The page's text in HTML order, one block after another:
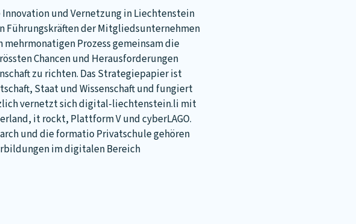
und Vernetzung in Liechtenstein
Führungskräften der Mitgliedsunternehmen
Prozess gemeinsam die
Chancen und Herausforderungen
zu richten. Das Strategiepapier ist
Staat und Wissenschaft und fungiert
vernetzt sich digital-liechtenstein.li mit
it rockt, Plattform V und cyberLAGO.
und die formatio Privatschule gehören
im digitalen Bereich